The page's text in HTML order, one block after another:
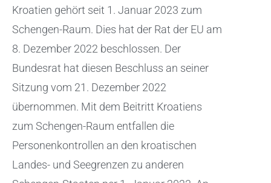
Kroatien gehört seit 1. Januar 2023 zum
Schengen-Raum. Dies hat der Rat der EU am
8. Dezember 2022 beschlossen. Der
Bundesrat hat diesen Beschluss an seiner
Sitzung vom 21. Dezember 2022
übernommen. Mit dem Beitritt Kroatiens
zum Schengen-Raum entfallen die
Personenkontrollen an den kroatischen
Landes- und Seegrenzen zu anderen